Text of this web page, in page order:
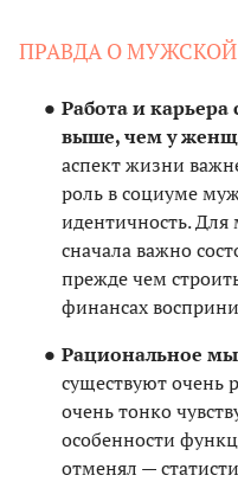
ПРАВДА О
Работа и
выше, чем у
аспект жизни
роль в социуме
идентичность.
сначала важно
прежде чем
финансах
Рациональное
существуют
очень тонко
особенности
отменял —